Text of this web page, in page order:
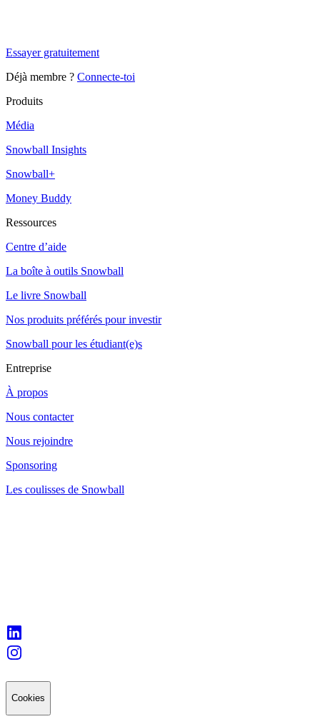
Essayer gratuitement
Déjà membre ? Connecte-toi
Produits
Média
Snowball Insights
Snowball+
Money Buddy
Ressources
Centre d’aide
La boîte à outils Snowball
Le livre Snowball
Nos produits préférés pour investir
Snowball pour les étudiant(e)s
Entreprise
À propos
Nous contacter
Nous rejoindre
Sponsoring
Les coulisses de Snowball
Cookies